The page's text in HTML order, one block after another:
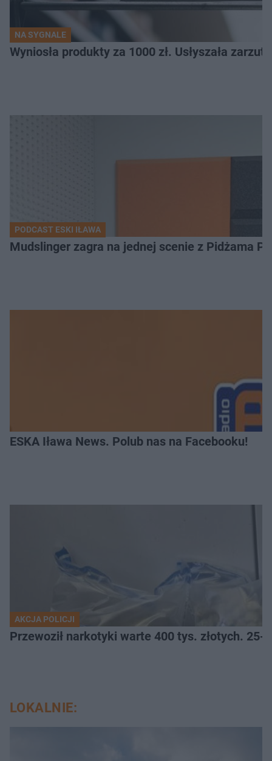
NA SYGNALE
Wyniosła produkty za 1000 zł. Usłyszała zarzuty
PODCAST ESKI IŁAWA
Mudslinger zagra na jednej scenie z Pidżama
ESKA Iława News. Polub nas na Facebooku!
AKCJA POLICJI
Przewoził narkotyki warte 400 tys. złotych.
LOKALNIE: